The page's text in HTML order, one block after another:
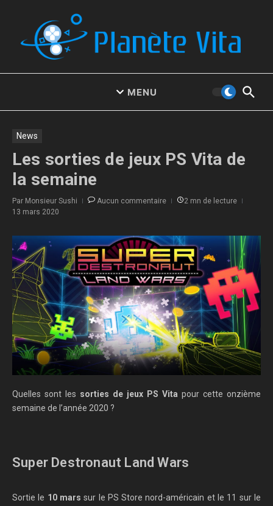
MENU
News
Les sorties de jeux PS Vita de
la semaine
Par Monsieur Sushi Aucun commentaire
2 mn de lecture
13 mars 2020
Quelles sont les sorties de jeux PS Vita pour cette onzième
semaine de l’année 2020 ?
Super Destronaut Land Wars
Sortie le 10 mars sur le PS Store nord-américain et le 11 sur le